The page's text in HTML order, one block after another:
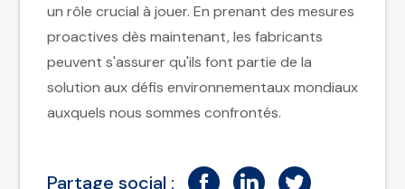
un rôle crucial à jouer. En prenant des mesures
proactives dès maintenant, les fabricants
peuvent s'assurer qu'ils font partie de la
solution aux défis environnementaux mondiaux
auxquels nous sommes confrontés.
Partage social :